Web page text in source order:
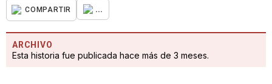
COMPARTIR ...
ARCHIVO
Esta historia fue publicada hace más de 3 meses.